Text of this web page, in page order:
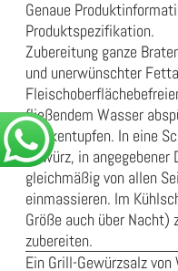
Genaue
Produktspezifikation.
Zubereitung ganze
und unerwünschter
fließendem Wasser
trockentupfen. In eine
Gewürz, in angegebener
gleichmäßig von allen
einmassieren. Im
Größe auch über
zubereiten.
Ein Grill-Gewürzsalz